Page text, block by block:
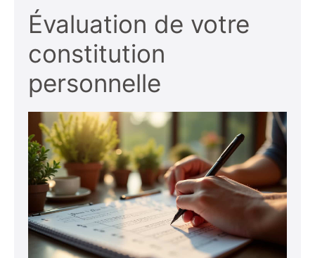
Évaluation de votre
constitution
personnelle